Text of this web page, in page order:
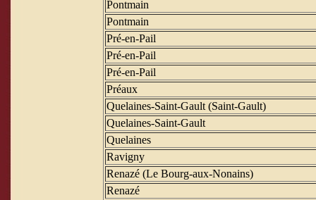
Pontmain
Pontmain
Pré-en-Pail
Pré-en-Pail
Pré-en-Pail
Préaux
Quelaines-Saint-Gault (Saint-Gault)
Quelaines-Saint-Gault
Quelaines
Ravigny
Renazé (Le Bourg-aux-Nonains)
Renazé